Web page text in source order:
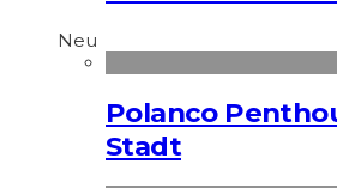
Neu
Polanco
Stadt